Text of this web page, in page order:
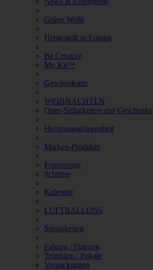
Grüne Welle
Hergestellt in Europa
Be Creative
My Kit™
Geschenksets
WEIHNACHTEN
Oster-Süßigkeiten und Geschenke
Herzensangelegenheit
Marken-Produkte
Feuerzeuge
Schirme
Kalender
LUFTBALLONS
Süssigkeiten
Fahnen / Flaggen
Trophäen / Pokale
Verpackungen